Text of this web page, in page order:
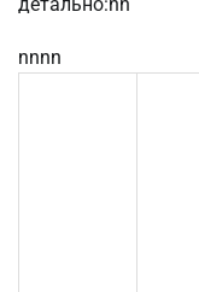
nnnn